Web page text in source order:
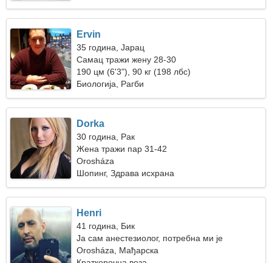
Ervin
35 година, Јарац
Самац тражи жену 28-30
190 цм (6'3"), 90 кг (198 лбс)
Биологија, Рагби
Dorka
30 година, Рак
Жена тражи пар 31-42
Orosháza
Шопинг, Здрава исхрана
Henri
41 година, Бик
Ја сам анестезиолог, потребна ми је
елегантна жена
Orosháza, Мађарска